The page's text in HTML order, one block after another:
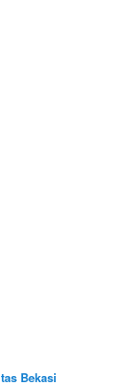
Bekasi